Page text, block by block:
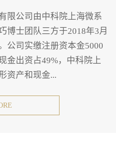
限公司由中科院上海微系
博士团队三方于2018年3月
公司实缴注册资本金5000
金出资占49%，中科院上
资产和现金...